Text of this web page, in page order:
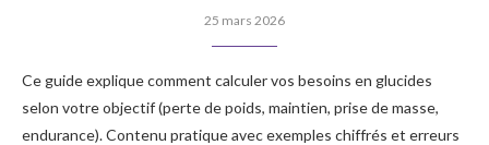
25 mars 2026
Ce guide explique comment calculer vos besoins en glucides
selon votre objectif (perte de poids, maintien, prise de masse,
endurance). Contenu pratique avec exemples chiffrés et erreurs